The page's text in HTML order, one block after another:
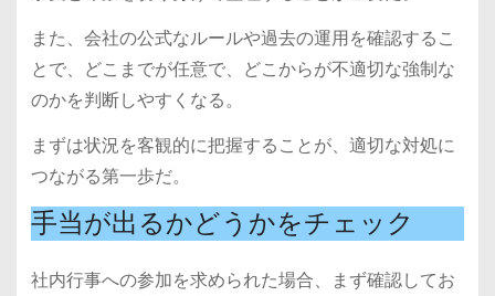
また、会社の公式なルールや過去の運用を確認するこ
とで、どこまでが任意で、どこからが不適切な強制な
のかを判断しやすくなる。
まずは状況を客観的に把握することが、適切な対処に
つながる第一歩だ。
手当が出るかどうかをチェック
社内行事への参加を求められた場合、まず確認してお